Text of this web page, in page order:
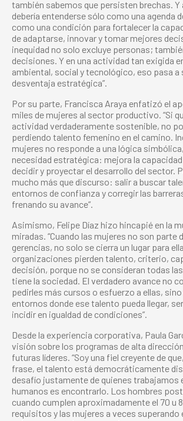
también sabemos que persisten brechas. Y
debería entenderse sólo como una agenda
como una condición para fortalecer la
de adaptarse, innovar y tomar mejores
inequidad no solo excluye personas;
decisiones. Y en una actividad tan exigida
ambiental, social y tecnológico, eso pasa a
desventaja estratégica”.
Por su parte, Francisca Araya enfatizó el
miles de mujeres al sector productivo. “Si
actividad verdaderamente sostenible, no
perdiendo talento femenino en el camino.
mujeres no responde a una lógica
necesidad estratégica: mejora la
decidir y proyectar el desarrollo del sector.
mucho más que discurso: salir a buscar
entornos de confianza y corregir las
frenando su avance”.
Asimismo, Felipe Díaz hizo hincapié en la
miradas. “Cuando las mujeres no son parte
gerencias, no solo se cierra un lugar para
organizaciones pierden talento, criterio,
decisión, porque no se consideran todas
tiene la sociedad. El verdadero avance no
pedirles más cursos o esfuerzo a ellas,
entornos donde ese talento pueda llegar,
incidir en igualdad de condiciones”.
Desde la experiencia corporativa, Paula
visión sobre los programas de alta
futuras líderes. “Soy una fiel creyente de
frase, el talento está democráticamente
desafío justamente de quienes trabajamos
humanos es encontrarlo. Los hombres
cuando cumplen aproximadamente el 70 u
requisitos y las mujeres a veces superando